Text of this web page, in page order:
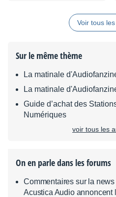
Voir tous
Sur le même thème
La matinale
La matinale
Guide d’achat des
Numériques
voir tous les
On en parle dans les forums
Commentaires sur la
Acustica Audio annoncent